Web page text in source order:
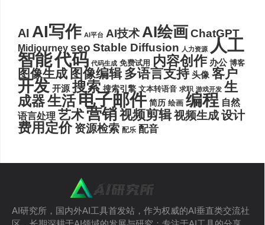
AI AI写作 AI平台 AI技术AI绘画ChatGPT
Midjourney seo Stable Diffusion 人力资源 人工
智能代码 代码生成 免费试用 内容创作 办公 博客
图像生成 图像编辑 多语言支持 头像 客户
开发 开源 搜索 搜索引擎 文本转语音 求职 游戏开发 生
成器生活电子邮件 简历 绘画 编程 自然
语言处理 艺术营销视频剪辑视频生成设计
费用定价 资源检索 配乐 配音
AI研究所，国内外AI工具首发站，作为权威的AI垂直类交流社